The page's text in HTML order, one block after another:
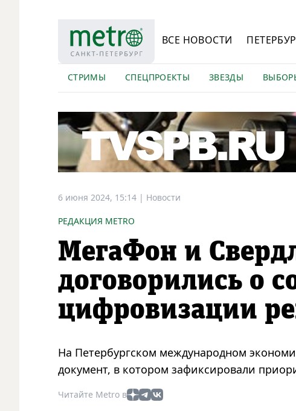
ВСЕ НОВОСТИ
СТРИМЫ СПЕЦПРОЕКТЫ ЗВЕЗДЫ
6 июня 2024, 15:14 | Новости
РЕДАКЦИЯ METRO
МегаФон и
договорились о
цифровизации
На Петербургском международном
документ, в котором зафиксировали
Читайте Metro в